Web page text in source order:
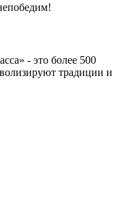
- это более 500
традиции и